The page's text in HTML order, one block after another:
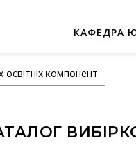
КАФЕДРА
освітніх компонент